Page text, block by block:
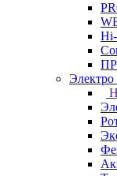
Электро